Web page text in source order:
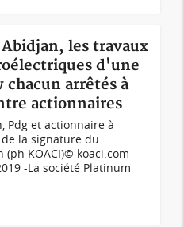
les travaux
d'une
chacun arrêtés à
actionnaires
Pdg et actionnaire à
la signature du
KOACI)© koaci.com -
-La société Platinum